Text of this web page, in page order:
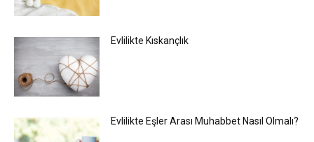
Evlilikte Kıskançlık
Evlilikte Eşler Arası Muhabbet Nasıl Olmalı?